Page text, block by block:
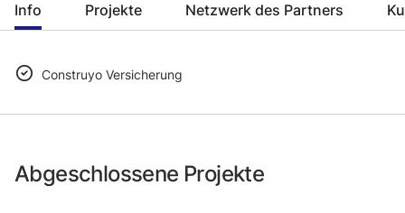
Info Projekte Netzwerk des Partners
Construyo Versicherung
Abgeschlossene Projekte